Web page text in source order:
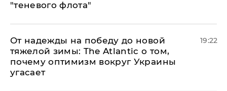
"теневого флота"
От надежды на победу до новой
тяжелой зимы: The Atlantic о том,
почему оптимизм вокруг Украины
угасает
19:22